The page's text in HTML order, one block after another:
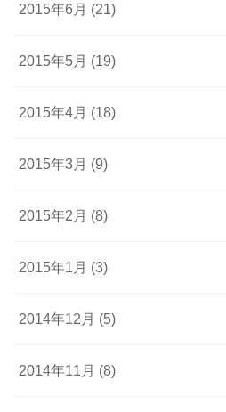
2015年6月 (21)
2015年5月 (19)
2015年4月 (18)
2015年3月 (9)
2015年2月 (8)
2015年1月 (3)
2014年12月 (5)
2014年11月 (8)